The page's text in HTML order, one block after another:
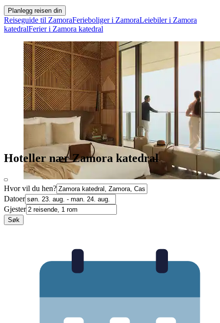
Planlegg reisen din
Reiseguide til ZamoraFerieboliger i ZamoraLeiebiler i Zamora
katedralFerier i Zamora katedral
Hoteller nær Zamora katedral
Hvor vil du hen?
Datoer
Gjester
Søk